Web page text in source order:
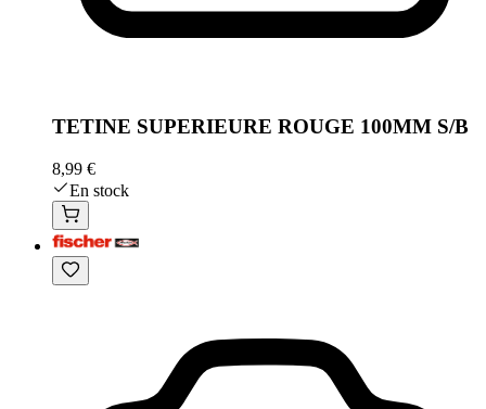
TETINE SUPERIEURE ROUGE 100MM S/B
8,99 €
En stock